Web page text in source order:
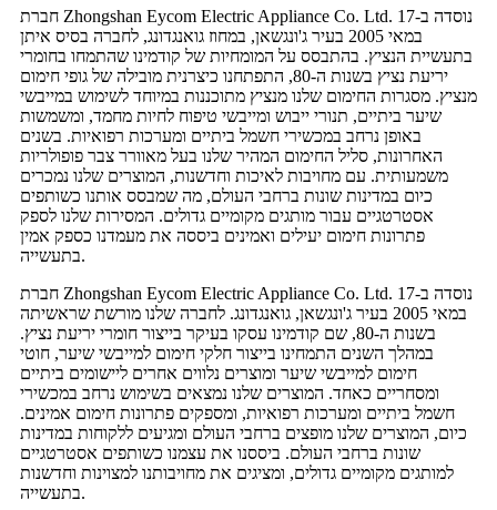
חברת Zhongshan Eycom Electric Appliance Co. Ltd. נוסדה ב-17
במאי 2005 בעיר ג'ונגשאן, במחוז גואנגדונג, לחברה בסיס איתן
בתעשיית הנציץ. בהתבסס על המומחיות של קודמינו שהתמחו בחומרי
יריעת נציץ בשנות ה-80, התפתחנו כיצרנית מובילה של גופי חימום
מנציץ. מסגרות החימום שלנו מנציץ מתוכננות במיוחד לשימוש במייבשי
שיער ביתיים, תנורי ייבוש ומייבשי טיפוח לחיות מחמד, ומשמשות
באופן נרחב במכשירי חשמל ביתיים ומערכות רפואיות. בשנים
האחרונות, סליל החימום המהיר שלנו בעל מאוורר צבר פופולריות
משמעותית. עם מחויבות לאיכות וחדשנות, המוצרים שלנו נמכרים
כיום במדינות שונות ברחבי העולם, מה שמבסס אותנו כשותפים
אסטרטגיים עבור מותגים מקומיים גדולים. המסירות שלנו לספק
פתרונות חימום יעילים ואמינים ביססה את מעמדנו כספק אמין
בתעשייה.
חברת Zhongshan Eycom Electric Appliance Co. Ltd. נוסדה ב-17
במאי 2005 בעיר ג'ונגשאן, גואנגדונג. לחברה שלנו מורשת שראשיתה
בשנות ה-80, שם קודמינו עסקו בעיקר בייצור חומרי יריעת נציץ.
במהלך השנים התמחינו בייצור חלקי חימום למייבשי שיער, חוטי
חימום למייבשי שיער ומוצרים נלווים אחרים ליישומים ביתיים
ומסחריים כאחד. המוצרים שלנו נמצאים בשימוש נרחב במכשירי
חשמל ביתיים ומערכות רפואיות, ומספקים פתרונות חימום אמינים.
כיום, המוצרים שלנו מופצים ברחבי העולם ומגיעים ללקוחות במדינות
שונות ברחבי העולם. ביססנו את עצמנו כשותפים אסטרטגיים
למותגים מקומיים גדולים, ומציגים את מחויבותנו למצוינות וחדשנות
בתעשייה.